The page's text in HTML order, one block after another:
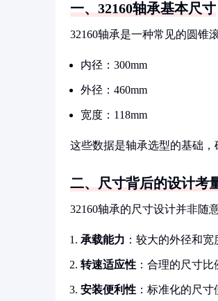
一、32160轴承基本尺寸
32160轴承是一种常见的圆锥
内径：300mm
外径：460mm
宽度：118mm
这些数据是轴承选型的基础，
二、尺寸背后的设计考
32160轴承的尺寸设计并非随
承载能力 ：较大的外径和
转速适应性 ：合理的尺寸
安装便利性 ：标准化的尺